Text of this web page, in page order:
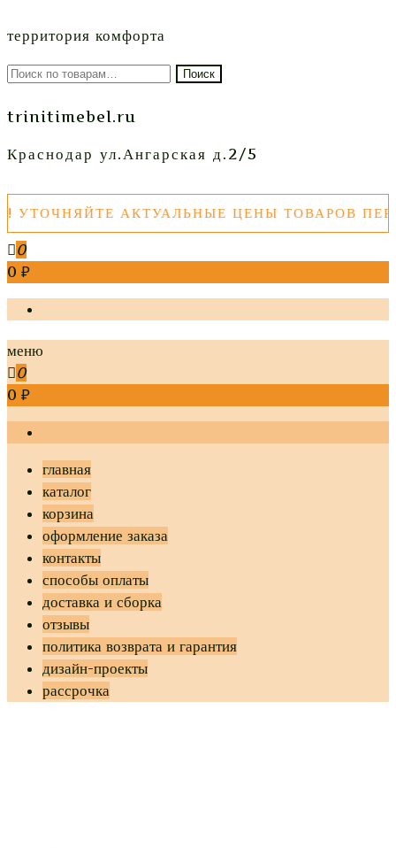
территория комфорта
Искать: Поиск
trinitimebel.ru
Краснодар ул.Ангарская д.2/5
АКТУАЛЬНЫЕ ЦЕНЫ ТОВАРОВ ПЕРЕД
0
0 ₽
меню
0
0 ₽
главная
каталог
корзина
оформление заказа
контакты
способы оплаты
доставка и сборка
отзывы
политика возврата и гарантия
дизайн-проекты
рассрочка